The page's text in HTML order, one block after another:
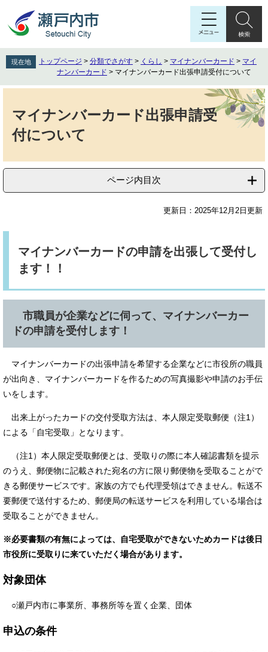
先
頭
を
飛
現在地 トップページ > 分類でさがす > くらし > マイナンバーカード > マイ
ナンバーカード > マイナンバーカード出張申請受付について
マイナンバーカード出張申請受
付について
ページ内目次
更新日：2025年12月2日更新
マイナンバーカードの申請を出張して受付し
ます！！
市職員が企業などに伺って、マイナンバーカー
ドの申請を受付します！
マイナンバーカードの出張申請を希望する企業などに市役所の職員
が出向き、マイナンバーカードを作るための写真撮影や申請のお手伝
いをします。
出来上がったカードの交付受取方法は、本人限定受取郵便（注1）
による「自宅受取」となります。
（注1）本人限定受取郵便とは、受取りの際に本人確認書類を提示
のうえ、郵便物に記載された宛名の方に限り郵便物を受取ることがで
きる郵便サービスです。家族の方でも代理受領はできません。転送不
要郵便で送付するため、郵便局の転送サービスを利用している場合は
受取ることができません。
※必要書類の有無によっては、自宅受取ができないためカードは後日
市役所に受取りに来ていただく場合があります。
対象団体
○瀬戸内市に事業所、事務所等を置く企業、団体
申込の条件